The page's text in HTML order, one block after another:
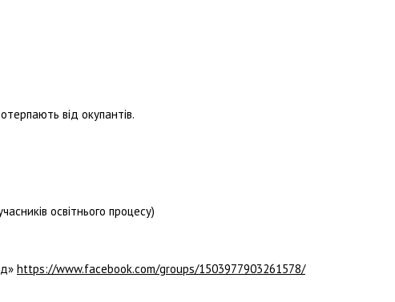
від окупантів.
освітнього процесу)
https://www.facebook.com/groups/1503977903261578/